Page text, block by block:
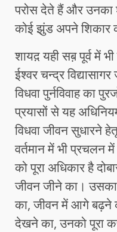
परोस देते हैं और उनका
कोई झुंड अपने शिकार
शायद़ यही सब़ पूर्व में
ईश्वर चन्द्र
विधवा पुर्नविवाह का
प्रयासों से यह
विधवा जीवन सुधारने
वर्तमान में भी प्रचलन
को पूरा अधिकार है
जीवन जीने का।
का, जीवन में आगे बढ़ने
देखने का, उनको पूरा